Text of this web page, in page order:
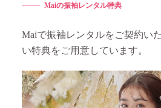
Maiの振袖レンタル特典
Maiで振袖レンタルをご契約い
い特典をご⽤意しています。